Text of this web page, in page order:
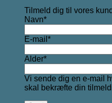
Tilmeld dig til vores
Navn*
E-mail*
Alder*
Vi sende dig en e-mail
skal bekræfte din